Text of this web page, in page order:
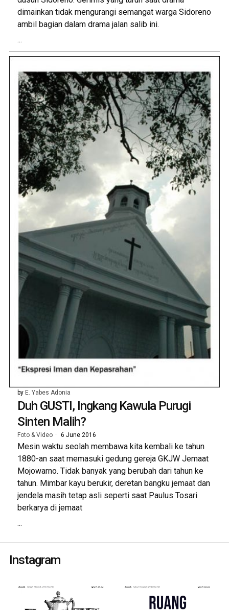
dimainkan tidak mengurangi semangat warga Sidoreno
ambil bagian dalam drama jalan salib ini.
...
by E. Yabes Adonia
Duh GUSTI, Ingkang Kawula Purugi
Sinten Malih?
Foto & Video 6 June 2016
Mesin waktu seolah membawa kita kembali ke tahun
1880-an saat memasuki gedung gereja GKJW Jemaat
Mojowarno. Tidak banyak yang berubah dari tahun ke
tahun. Mimbar kayu berukir, deretan bangku jemaat dan
jendela masih tetap asli seperti saat Paulus Tosari
berkarya di jemaat
...
Instagram